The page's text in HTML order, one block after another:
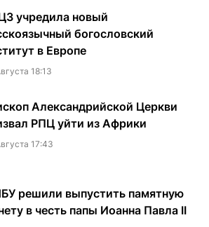
учредила новый
богословский
в Европе
18:13
Александрийской Церкви
РПЦ уйти из Африки
17:43
решили выпустить памятную
в честь папы Иоанна Павла II